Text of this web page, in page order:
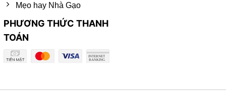
Mẹo hay Nhà Gạo
PHƯƠNG THỨC THANH
TOÁN